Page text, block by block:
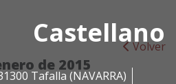
Castellano
Tafalla (NAVARRA)
Volver
de 2015